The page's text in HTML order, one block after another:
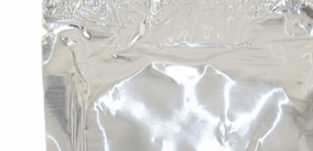
Duft- &
EDB Rengøring
Graffitifjerner
Grovrengøring